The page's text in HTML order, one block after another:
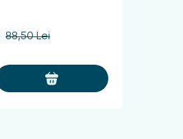
88,50 Lei